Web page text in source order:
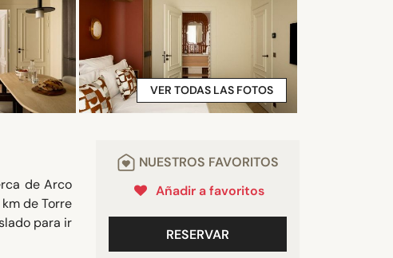
VER TODAS LAS FOTOS
NUESTROS FAVORITOS
Añadir a favoritos
RESERVAR
de Arco
de Torre
para ir